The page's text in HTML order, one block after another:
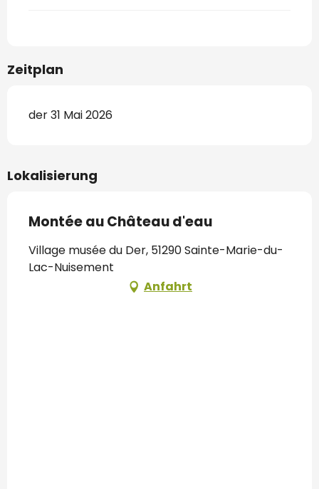
Zeitplan
der 31 Mai 2026
Lokalisierung
Montée au Château d'eau
Village musée du Der, 51290 Sainte-Marie-du-
Lac-Nuisement
Anfahrt